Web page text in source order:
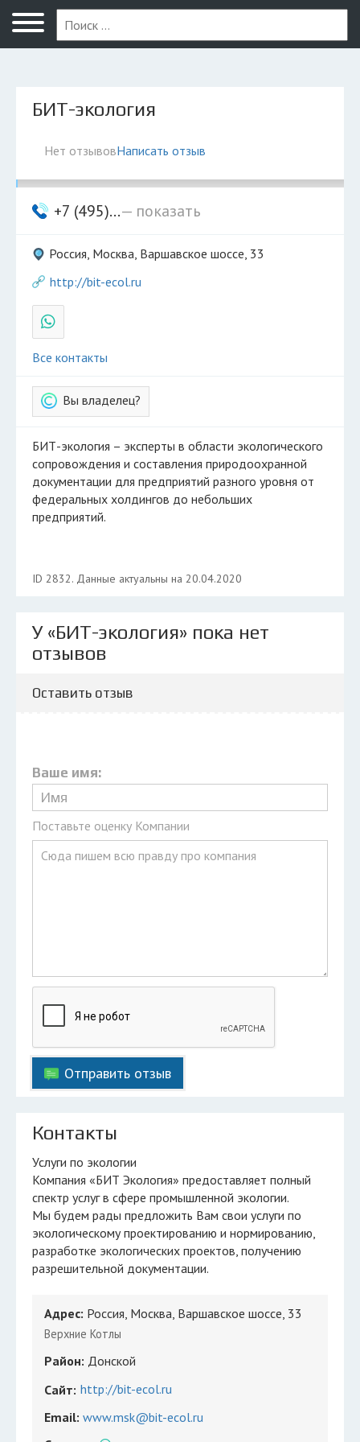
Москва
БИТ-экология
Нет отзывовНаписать отзыв
+7 (495)...— показать
Россия, Москва, Варшавское шоссе, 33
http://bit-ecol.ru
Все контакты
Вы владелец?
БИТ-экология – эксперты в области экологического
сопровождения и составления природоохранной
документации для предприятий разного уровня от
федеральных холдингов до небольших
предприятий.
ID 2832. Данные актуальны на 20.04.2020
У «БИТ-экология» пока нет
отзывов
Оставить отзыв
Ваше имя:
Поставьте оценку Компании
Отправить отзыв
Контакты
Услуги по экологии
Компания «БИТ Экология» предоставляет полный
спектр услуг в сфере промышленной экологии.
Мы будем рады предложить Вам свои услуги по
экологическому проектированию и нормированию,
разработке экологических проектов, получению
разрешительной документации.
Адрес: Россия, Москва, Варшавское шоссе, 33
Верхние Котлы
Район: Донской
Сайт: http://bit-ecol.ru
Email: www.msk@bit-ecol.ru